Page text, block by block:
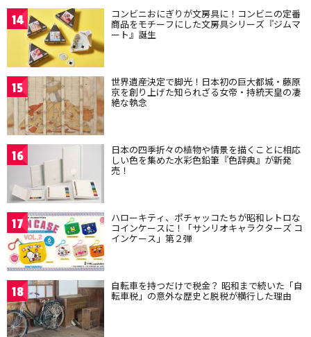
14 コンビニおにぎりが文房具に！コンビニの定番
商品をモチーフにした文房具シリーズ『ジムマ
ート』誕生
15 世界遺産決定で脚光！日本初の巨大都城・藤原
京を創り上げた知られざる女帝・持統天皇の凄
絶な執念
16 日本の四季折々の植物や情景を描くことに相応
しい色を集めた水彩色鉛筆『色辞典』が新発
売！
17 ハローキティ、ポチャッコたちが昭和レトロな
コインケースに！「サンリオキャラクターズ コ
インケース」第２弾
18 自転車を持つだけで税金？ 昭和まで続いた「自
転車税」の意外な歴史と脱税が横行した理由